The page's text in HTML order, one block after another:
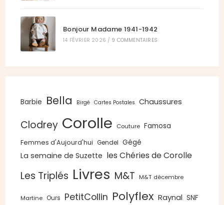
Bonjour Madame 1941-1942
14 FÉVRIER 2026 / 9 COMMENTAIRES
Barbie Bella Birgé Cartes Postales Chaussures
Clodrey Corolle Couture Famosa
Femmes d'Aujourd'hui Gendel Gégé
La semaine de Suzette les Chéries de Corolle
Les Triplés Livres M&T M&T décembre
Martine Ours PetitCollin Polyflex Raynal SNF